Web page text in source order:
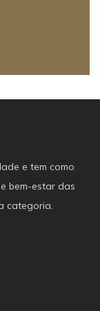
e tem como
bem-estar das
categoria.